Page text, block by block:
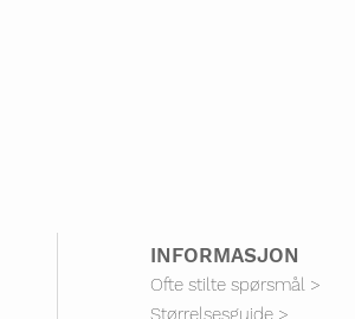
INFORMASJON
Ofte stilte spørsmål >